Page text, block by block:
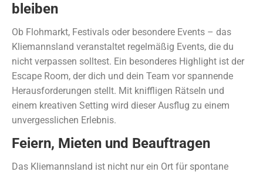
bleiben
Ob Flohmarkt, Festivals oder besondere Events – das
Kliemannsland veranstaltet regelmäßig Events, die du
nicht verpassen solltest. Ein besonderes Highlight ist der
Escape Room, der dich und dein Team vor spannende
Herausforderungen stellt. Mit kniffligen Rätseln und
einem kreativen Setting wird dieser Ausflug zu einem
unvergesslichen Erlebnis.
Feiern, Mieten und Beauftragen
Das Kliemannsland ist nicht nur ein Ort für spontane